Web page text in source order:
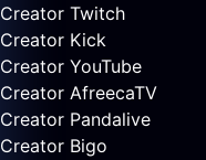
Creator Twitch
Creator Kick
Creator YouTube
Creator AfreecaTV
Creator Pandalive
Creator Bigo